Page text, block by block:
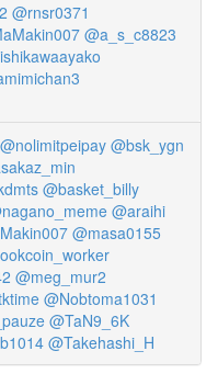
@rnsr0371
@a_s_c8823
@nolimitpeipay @bsk_ygn
@basket_billy
@araihi
@masa0155
@meg_mur2
@Nobtoma1031
@TaN9_6K
@Takehashi_H